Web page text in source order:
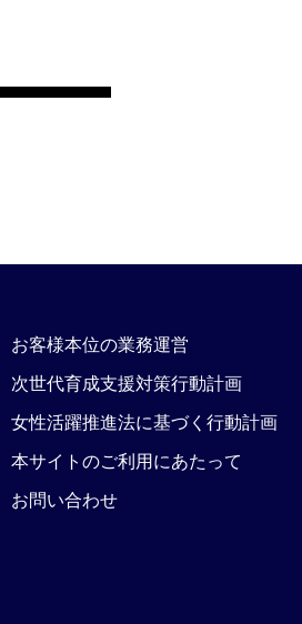
お客様本位の業務運営
次世代育成支援対策行動計画
女性活躍推進法に基づく行動計画
本サイトのご利用にあたって
お問い合わせ